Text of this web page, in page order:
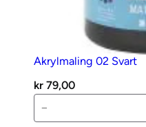
Akrylmaling 02 Svart
kr 79,00
02
−